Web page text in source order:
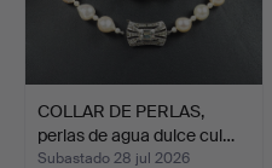
COLLAR DE PERLAS,
perlas de agua dulce cul…
Subastado 28 jul 2026